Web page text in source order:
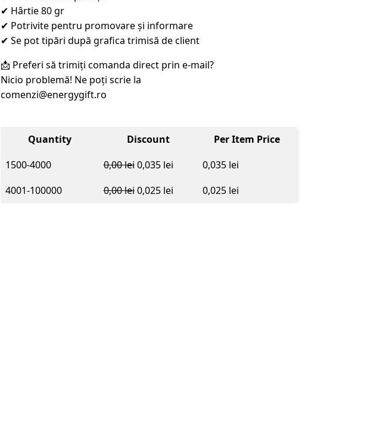
✔ Hârtie 80 gr
✔ Potrivite pentru promovare și informare
✔ Se pot tipări după grafica trimisă de client
📩 Preferi să trimiți comanda direct prin e-mail?
Nicio problemă! Ne poți scrie la
comenzi@energygift.ro
Quantity Discount
Per Item Price
1500-4000
0,00lei 0,035 lei 0,035 lei
4001-100000
0,00lei 0,025 lei 0,025 lei